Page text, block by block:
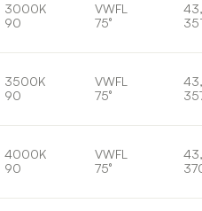
3000K
90
VWFL
75°
3500K
90
VWFL
75°
4000K
90
VWFL
75°